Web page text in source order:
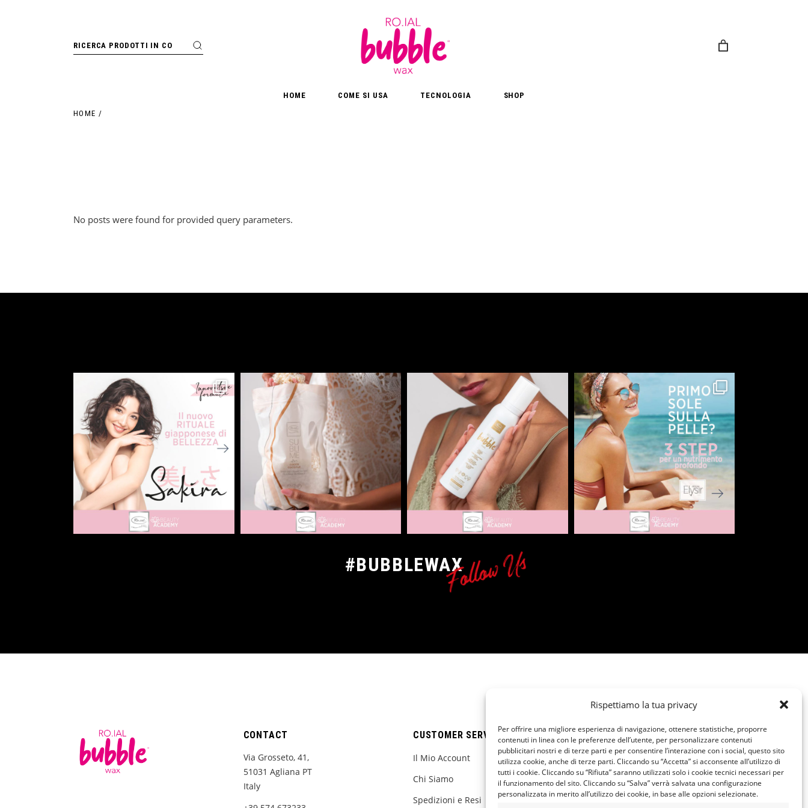
Rispettiamo la tua privacy
Per offrire una migliore esperienza di navigazione, ottenere statistiche, proporre
contenuti in linea con le preferenze dell’utente, per personalizzare contenuti
pubblicitari nostri e di terze parti e per consentire l’interazione con i social, questo sito
utilizza cookie, anche di terze parti. Cliccando su “Accetta” si acconsente all’utilizzo di
tutti i cookie. Cliccando su “Rifiuta” saranno utilizzati solo i cookie tecnici necessari per
il funzionamento del sito. Cliccando su “Salva” verrà salvata una configurazione
personalizzata in merito all’utilizzo dei cookie, in base alle opzioni selezionate.
HOME COME SI USA TECNOLOGIA
SHOP
HOME
No posts were found for provided query parameters.
#BUBBLEWAXFollow Us
CONTACT
Via Grosseto, 41,
51031 Agliana PT
Italy
CUSTOMER SERVICE
Il Mio Account
Chi Siamo
Spedizioni e Resi